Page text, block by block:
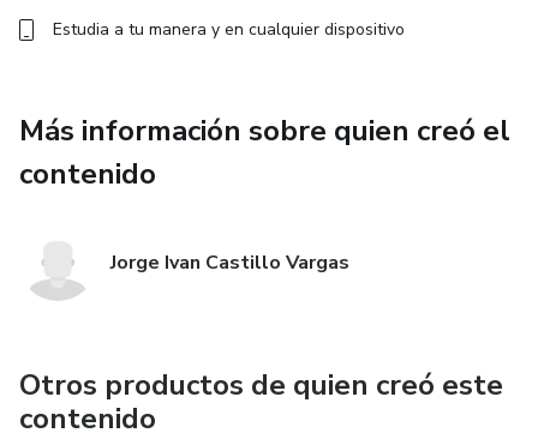
Estudia a tu manera y en cualquier dispositivo
Más información sobre quien creó el
contenido
Jorge Ivan Castillo Vargas
Otros productos de quien creó este
contenido